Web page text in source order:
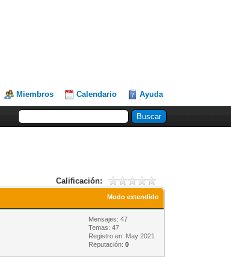
Miembros Calendario Ayuda
Calificación:
Modo extendido
Mensajes: 47
Temas: 47
Registro en: May 2021
Reputación:0